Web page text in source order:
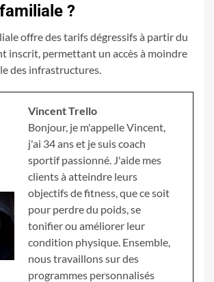
?
offre des tarifs dégressifs à partir du
inscrit, permettant un accès à moindre
des infrastructures.
Vincent Trello
Bonjour, je m'appelle Vincent,
j'ai 34 ans et je suis coach
sportif passionné. J'aide mes
clients à atteindre leurs
objectifs de fitness, que ce soit
pour perdre du poids, se
tonifier ou améliorer leur
condition physique. Ensemble,
nous travaillons sur des
programmes personnalisés